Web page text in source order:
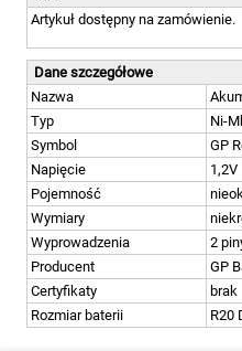
Artykuł dostępny na zamówienie.
Dane szczegółowe
Nazwa
Typ
Ni-
Symbol
GP
Napięcie
1,2V
Pojemność
Wymiary
Wyprowadzenia
2
Producent
GP
Certyfikaty
brak
Rozmiar baterii
R20